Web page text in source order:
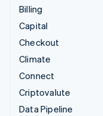
Billing
Capital
Checkout
Climate
Connect
Criptovalute
Data Pipeline